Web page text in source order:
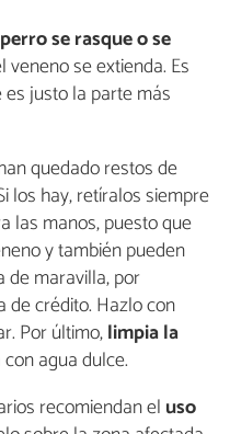
se rasque o se
veneno se extienda. Es
justo la parte más
quedado restos de
los hay, retíralos siempre
las manos, puesto que
y también pueden
de maravilla, por
de crédito. Hazlo con
Por último,limpia la
agua dulce.
recomiendan el uso